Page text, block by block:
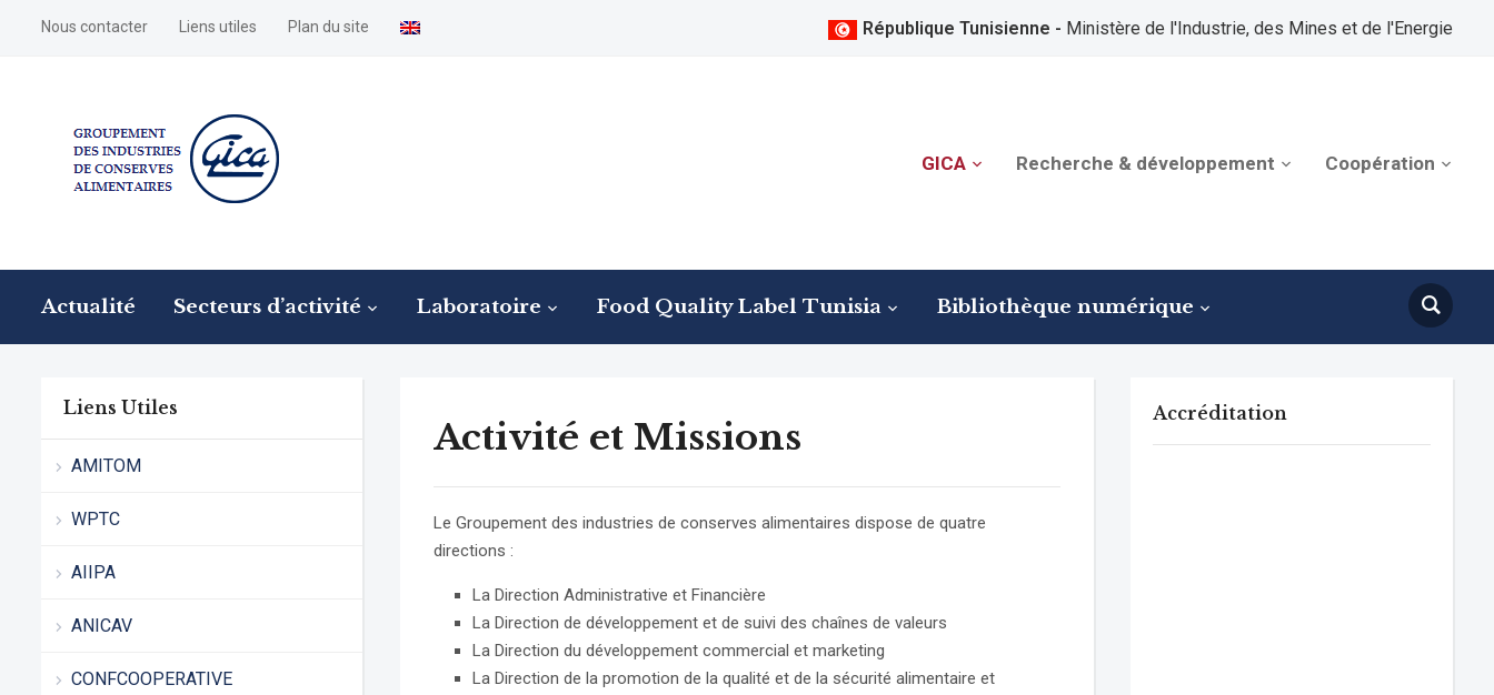
Nous contacter Liens utiles Plan du site République Tunisienne - Ministère de l'Industrie, des Mines et de l'Energie
GICA Recherche & développement Coopération
Actualité Secteurs d’activité Laboratoire Food Quality Label Tunisia Bibliothèque numérique
Liens Utiles
AMITOM
WPTC
AIIPA
ANICAV
CONFCOOPERATIVE
Activité et Missions
Le Groupement des industries de conserves alimentaires dispose de quatre
directions :
La Direction Administrative et Financière
La Direction de développement et de suivi des chaînes de valeurs
La Direction du développement commercial et marketing
La Direction de la promotion de la qualité et de la sécurité alimentaire et
Accréditation